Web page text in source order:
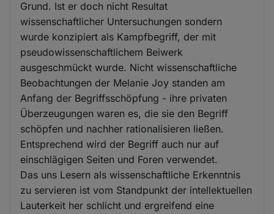
Grund. Ist er doch nicht Resultat
wissenschaftlicher Untersuchungen sondern
wurde konzipiert als Kampfbegriff, der mit
pseudowissenschaftlichem Beiwerk
ausgeschmückt wurde. Nicht wissenschaftliche
Beobachtungen der Melanie Joy standen am
Anfang der Begriffsschöpfung - ihre privaten
Überzeugungen waren es, die sie den Begriff
schöpfen und nachher rationalisieren ließen.
Entsprechend wird der Begriff auch nur auf
einschlägigen Seiten und Foren verwendet.
Das uns Lesern als wissenschaftliche Erkenntnis
zu servieren ist vom Standpunkt der intellektuellen
Lauterkeit her schlicht und ergreifend eine